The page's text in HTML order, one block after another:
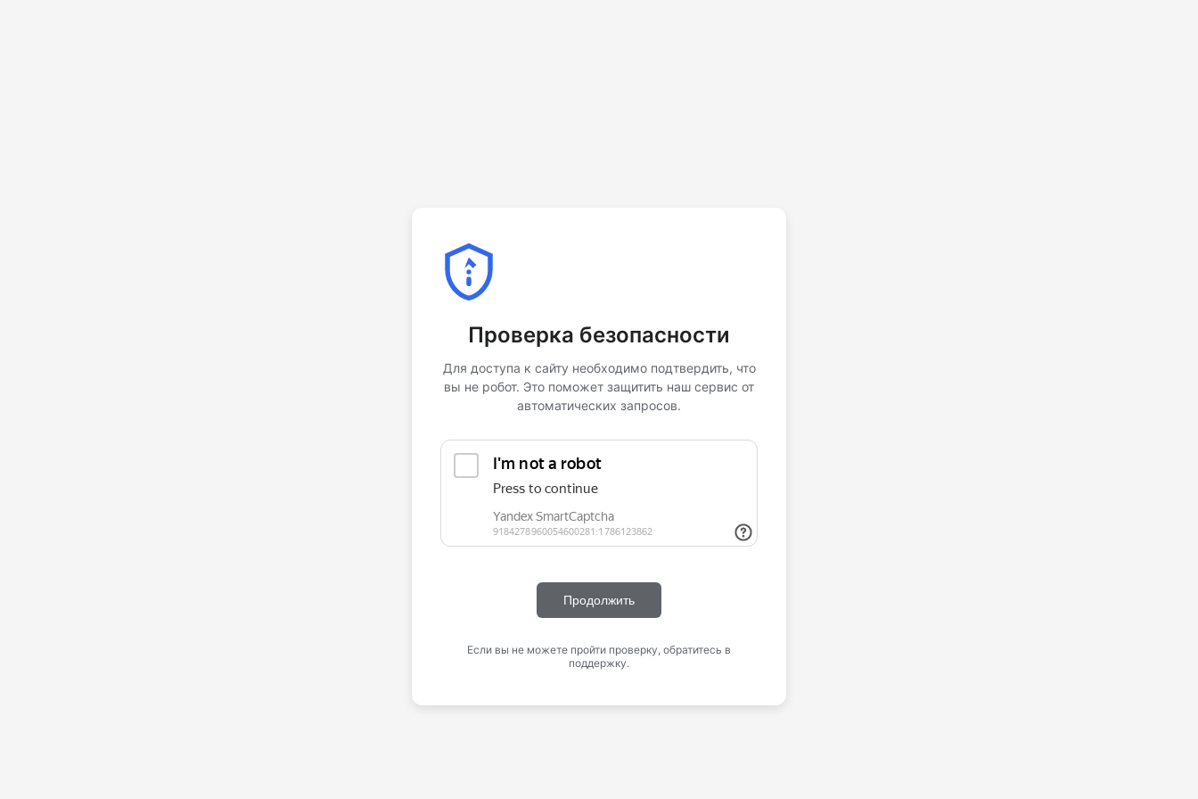
Проверка безопасности
Для доступа к сайту необходимо подтвердить, что
вы не робот. Это поможет защитить наш сервис от
автоматических запросов.
Продолжить
Если вы не можете пройти проверку, обратитесь в
поддержку.